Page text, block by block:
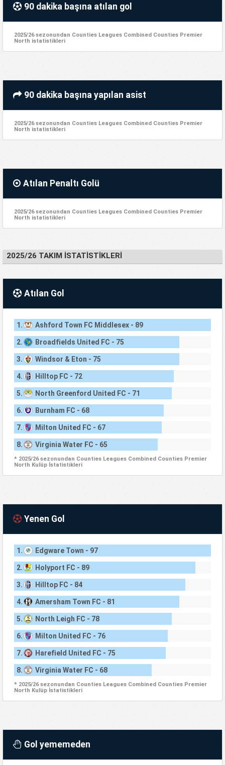
90 dakika başına atılan gol
2025/26 sezonundan Counties Leagues Combined Counties Premier
North istatistikleri
90 dakika başına yapılan asist
2025/26 sezonundan Counties Leagues Combined Counties Premier
North istatistikleri
Atılan Penaltı Golü
2025/26 sezonundan Counties Leagues Combined Counties Premier
North istatistikleri
2025/26 TAKIM İSTATISTIKLERI
Atılan Gol
1. Ashford Town FC Middlesex - 89
2. Broadfields United FC - 75
3. Windsor & Eton - 75
4. Hilltop FC - 72
5. North Greenford United FC - 71
6. Burnham FC - 68
7. Milton United FC - 67
8. Virginia Water FC - 65
* 2025/26 sezonundan Counties Leagues Combined Counties Premier
North Kulüp İstatistikleri
Yenen Gol
1. Edgware Town - 97
2. Holyport FC - 89
3. Hilltop FC - 84
4. Amersham Town FC - 81
5. North Leigh FC - 78
6. Milton United FC - 76
7. Harefield United FC - 75
8. Virginia Water FC - 68
* 2025/26 sezonundan Counties Leagues Combined Counties Premier
North Kulüp İstatistikleri
Gol yememeden